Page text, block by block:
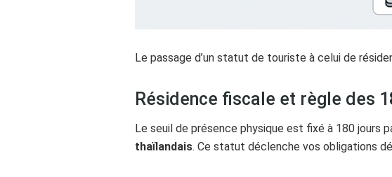
Le passage d’un statut de touriste à celui de
Résidence fiscale et règle des
Le seuil de présence physique est fixé à 180 jours
thaïlandais. Ce statut déclenche vos obligations